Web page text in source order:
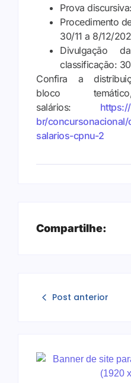
Prova
Procedimento
30/11 a 8/12/
Divulgação
classificação:
Confira a
bloco
salários:
br/
salarios-cpnu-2
Compartilhe:
Post anterior